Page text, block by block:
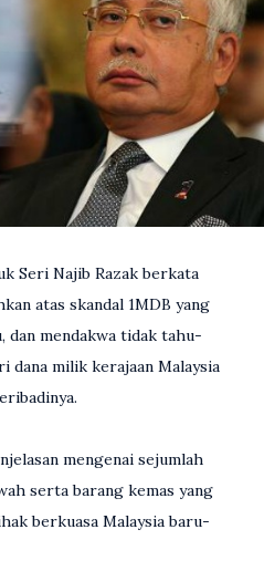
Seri Najib Razak berkata
atas skandal 1MDB yang
mendakwa tidak tahu-
dana milik kerajaan Malaysia
mengenai sejumlah
serta barang kemas yang
berkuasa Malaysia baru-